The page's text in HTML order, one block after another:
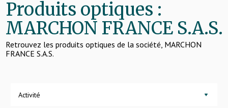
Produits optiques :
MARCHON FRANCE S.A.S.
Retrouvez les produits optiques de la société, MARCHON
FRANCE S.A.S.
Activité